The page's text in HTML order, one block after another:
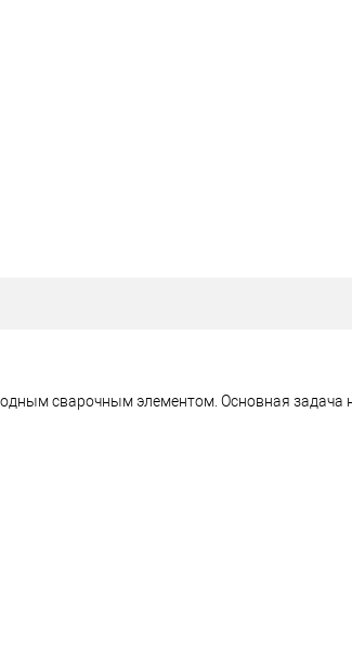
сварочным элементом. Основная задача